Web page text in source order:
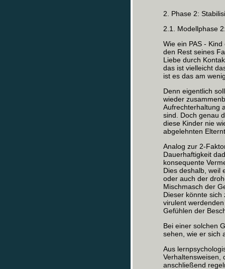
2. Phase 2:
2.1. Modellphase
Wie ein PAS -
den Rest seines
Liebe durch
das ist vielleicht
ist es das am
Denn eigentlich
wieder
Aufrechterhaltung
sind. Doch genau
diese Kinder nie
abgelehnten
Analog zur 2-
Dauerhaftigkeit
konsequente
Dies deshalb, weil
oder auch der
Mischmasch der
Dieser könnte
virulent
Gefühlen der
Bei einer solchen
sehen, wie er sich
Aus
Verhaltensweisen,
anschließend